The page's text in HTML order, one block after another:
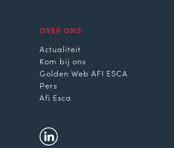
OVER ONS
Actualiteit
Kom bij ons
Golden Web AFI ESCA
Pers
Afi Esca